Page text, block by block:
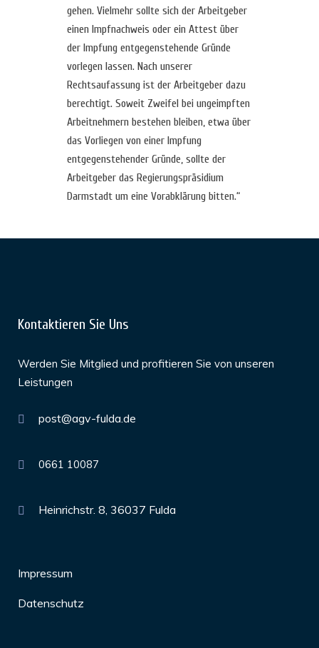
gehen. Vielmehr sollte sich der Arbeitgeber
einen Impfnachweis oder ein Attest über
der Impfung entgegenstehende Gründe
vorlegen lassen. Nach unserer
Rechtsaufassung ist der Arbeitgeber dazu
berechtigt. Soweit Zweifel bei ungeimpften
Arbeitnehmern bestehen bleiben, etwa über
das Vorliegen von einer Impfung
entgegenstehender Gründe, sollte der
Arbeitgeber das Regierungspräsidium
Darmstadt um eine Vorabklärung bitten.“
Kontaktieren Sie Uns
Werden Sie Mitglied und profitieren Sie von unseren
Leistungen
post@agv-fulda.de
0661 10087
Heinrichstr. 8, 36037 Fulda
Impressum
Datenschutz